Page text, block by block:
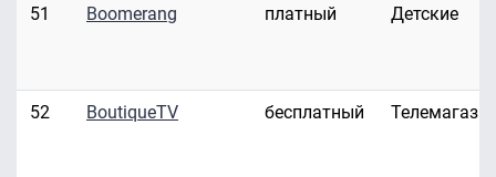
51 Boomerang платный Детские
52 BoutiqueTV бесплатный